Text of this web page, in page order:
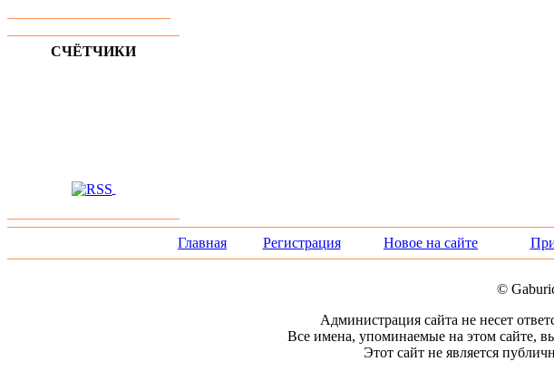
СЧЁТЧИКИ
Главная Регистрация Новое на сайте
©
Администрация сайта не несет
Все имена, упоминаемые на этом сайте,
Этот сайт не является